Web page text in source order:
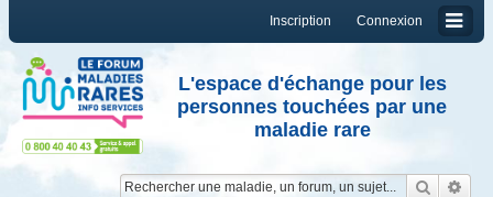
Connexion
Inscription
L'espace d'échange pour les
personnes touchées par une
maladie rare